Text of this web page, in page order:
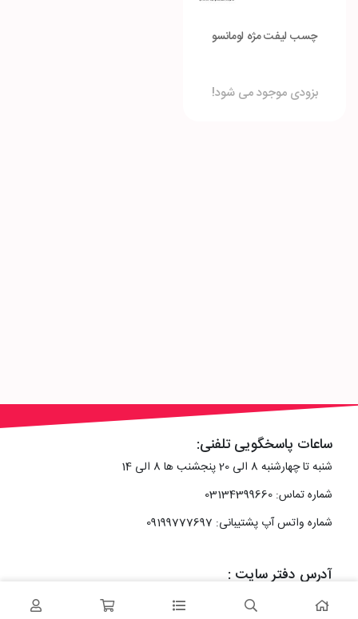
چسب لیفت مژه لومانسو
بزودی موجود می شود!
ساعات پاسخگویی تلفنی:
شنبه تا چهارشنبه 8 الی 20 پنجشنب ها 8 الی 14
شماره تماس: 03134399660
شماره واتس آپ پشتیبانی: 09199777697
آدرس دفتر سایت :
اصفهان، خیابان رزمندگان، کوچه شماره سه فرعی 2 پلاک 10